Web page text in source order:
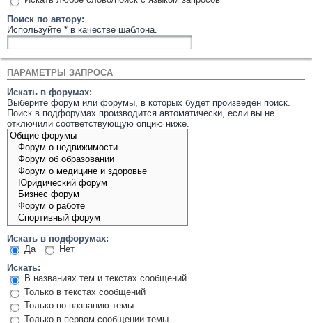
Поиск по автору:
Используйте * в качестве шаблона.
ПАРАМЕТРЫ ЗАПРОСА
Искать в форумах:
Выберите форум или форумы, в которых будет произведён поиск.
Поиск в подфорумах производится автоматически, если вы не
отключили соответствующую опцию ниже.
Искать в подфорумах:
Да
Нет
Искать:
В названиях тем и текстах сообщений
Только в текстах сообщений
Только по названию темы
Только в первом сообщении темы